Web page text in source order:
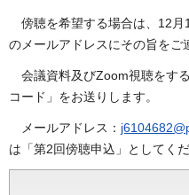
傍聴を希望する場合は、12月
のメールアドレスにその旨をご
会議資料及びZoom視聴をす
コード」をお送りします。
メールアドレス：
は「第2回傍聴申込」としてくだ